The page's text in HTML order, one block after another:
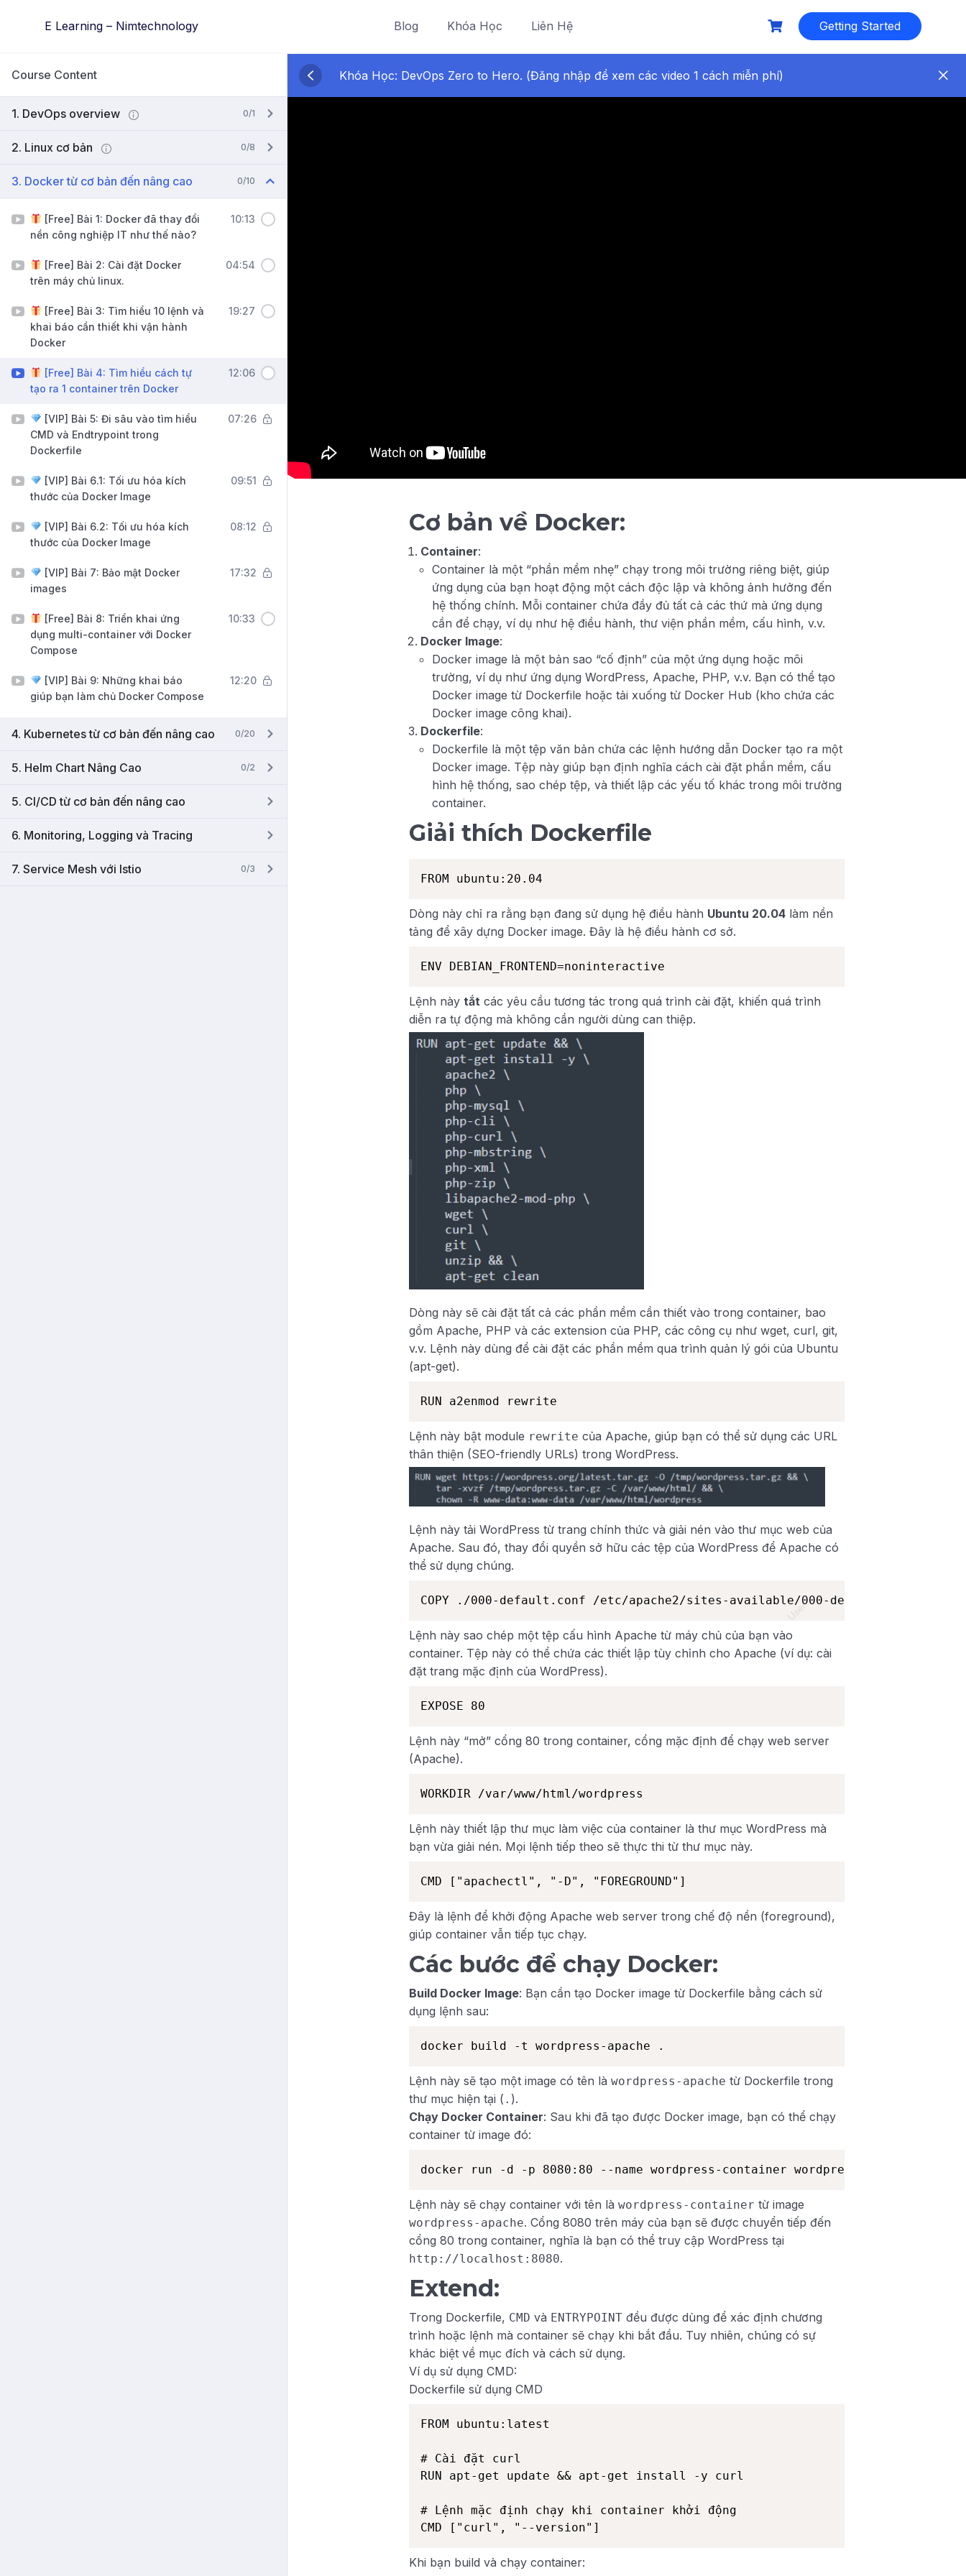
E Learning – Nimtechnology Blog Khóa Học Liên Hệ Getting Started
Course Content
1. DevOps overview 0/1
2. Linux cơ bản 0/8
3. Docker từ cơ bản đến nâng cao 0/10
[Free] Bài 1: Docker đã thay đổi
nền công nghiệp IT như thế nào?
10:13
[Free] Bài 2: Cài đặt Docker
trên máy chủ linux.
04:54
[Free] Bài 3: Tìm hiểu 10 lệnh và
khai báo cần thiết khi vận hành
Docker
19:27
[Free] Bài 4: Tìm hiểu cách tự
tạo ra 1 container trên Docker
12:06
[VIP] Bài 5: Đi sâu vào tìm hiểu
CMD và Endtrypoint trong
Dockerfile
07:26
[VIP] Bài 6.1: Tối ưu hóa kích
thước của Docker Image
09:51
[VIP] Bài 6.2: Tối ưu hóa kích
thước của Docker Image
08:12
[VIP] Bài 7: Bảo mật Docker
images
17:32
[Free] Bài 8: Triển khai ứng
dụng multi-container với Docker
Compose
10:33
[VIP] Bài 9: Những khai báo
giúp bạn làm chủ Docker Compose
12:20
4. Kubernetes từ cơ bản đến nâng cao 0/20
5. Helm Chart Nâng Cao 0/2
5. CI/CD từ cơ bản đến nâng cao
6. Monitoring, Logging và Tracing
7. Service Mesh với Istio 0/3
Khóa Học: DevOps Zero to Hero. (Đăng nhập để xem các video 1 cách miễn phí)
Cơ bản về Docker:
Container:
Container là một “phần mềm nhẹ” chạy trong môi trường riêng biệt, giúp
ứng dụng của bạn hoạt động một cách độc lập và không ảnh hưởng đến
hệ thống chính. Mỗi container chứa đầy đủ tất cả các thứ mà ứng dụng
cần để chạy, ví dụ như hệ điều hành, thư viện phần mềm, cấu hình, v.v.
Docker Image:
Docker image là một bản sao “cố định” của một ứng dụng hoặc môi
trường, ví dụ như ứng dụng WordPress, Apache, PHP, v.v. Bạn có thể tạo
Docker image từ Dockerfile hoặc tải xuống từ Docker Hub (kho chứa các
Docker image công khai).
Dockerfile:
Dockerfile là một tệp văn bản chứa các lệnh hướng dẫn Docker tạo ra một
Docker image. Tệp này giúp bạn định nghĩa cách cài đặt phần mềm, cấu
hình hệ thống, sao chép tệp, và thiết lập các yếu tố khác trong môi trường
container.
Giải thích Dockerfile
FROM ubuntu:20.04
Dòng này chỉ ra rằng bạn đang sử dụng hệ điều hành Ubuntu 20.04 làm nền
tảng để xây dựng Docker image. Đây là hệ điều hành cơ sở.
ENV DEBIAN_FRONTEND=noninteractive
Lệnh nàytắt các yêu cầu tương tác trong quá trình cài đặt, khiến quá trình
diễn ra tự động mà không cần người dùng can thiệp.
Dòng này sẽ cài đặt tất cả các phần mềm cần thiết vào trong container, bao
gồm Apache, PHP và các extension của PHP, các công cụ như wget, curl, git,
v.v. Lệnh này dùng để cài đặt các phần mềm qua trình quản lý gói của Ubuntu
(apt-get).
RUN a2enmod rewrite
Lệnh này bật module rewrite của Apache, giúp bạn có thể sử dụng các URL
thân thiện (SEO-friendly URLs) trong WordPress.
Lệnh này tải WordPress từ trang chính thức và giải nén vào thư mục web của
Apache. Sau đó, thay đổi quyền sở hữu các tệp của WordPress để Apache có
thể sử dụng chúng.
COPY ./000-default.conf /etc/apache2/sites-available/000-default.conf:
Lệnh này sao chép một tệp cấu hình Apache từ máy chủ của bạn vào
container. Tệp này có thể chứa các thiết lập tùy chỉnh cho Apache (ví dụ: cài
đặt trang mặc định của WordPress).
EXPOSE 80
Lệnh này “mở” cổng 80 trong container, cổng mặc định để chạy web server
(Apache).
WORKDIR /var/www/html/wordpress
Lệnh này thiết lập thư mục làm việc của container là thư mục WordPress mà
bạn vừa giải nén. Mọi lệnh tiếp theo sẽ thực thi từ thư mục này.
CMD ["apachectl", "-D", "FOREGROUND"]
Đây là lệnh để khởi động Apache web server trong chế độ nền (foreground),
giúp container vẫn tiếp tục chạy.
Các bước để chạy Docker:
Build Docker Image: Bạn cần tạo Docker image từ Dockerfile bằng cách sử
dụng lệnh sau:
docker build -t wordpress-apache .
Lệnh này sẽ tạo một image có tên làwordpress-apache từ Dockerfile trong
thư mục hiện tại ( . ).
Chạy Docker Container: Sau khi đã tạo được Docker image, bạn có thể chạy
container từ image đó:
docker run -d -p 8080:80 --name wordpress-container wordpress-apache
Lệnh này sẽ chạy container với tên làwordpress-container từ image
wordpress-apache. Cổng 8080 trên máy của bạn sẽ được chuyển tiếp đến
cổng 80 trong container, nghĩa là bạn có thể truy cập WordPress tại
http://localhost:8080.
Extend:
Trong Dockerfile, CMD và ENTRYPOINT đều được dùng để xác định chương
trình hoặc lệnh mà container sẽ chạy khi bắt đầu. Tuy nhiên, chúng có sự
khác biệt về mục đích và cách sử dụng.
Ví dụ sử dụng CMD:
Dockerfile sử dụng CMD
FROM ubuntu:latest
# Cài đặt curl
RUN apt-get update && apt-get install -y curl
# Lệnh mặc định chạy khi container khởi động
Khi bạn build và chạy container: